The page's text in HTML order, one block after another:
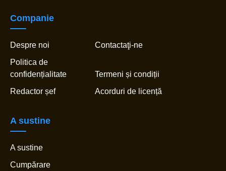
Companie
Despre noi
Contactaţi-ne
Politica de
confidențialitate
Termeni și condiții
Redactor șef
Acorduri de licență
A sustine
A sustine
Cumpărare